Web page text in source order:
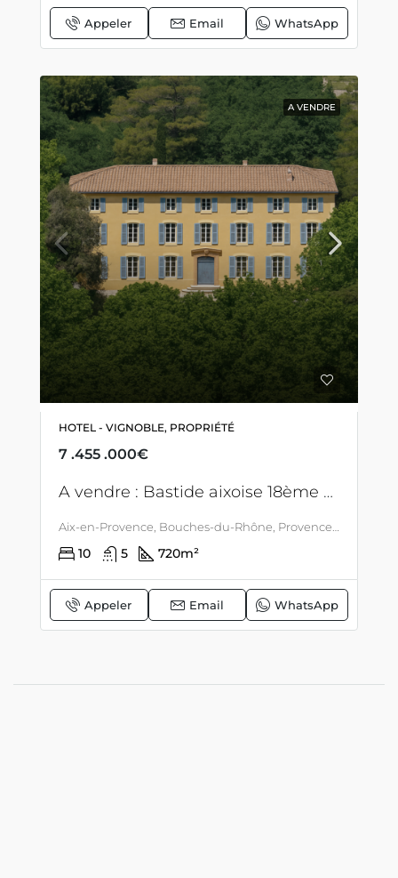
Appeler Email WhatsApp
A VENDRE
HOTEL - VIGNOBLE, PROPRIÉTÉ
7 .455 .000€
A vendre : Bastide aixoise 18ème – 710 M2 + dépendances – 5HA – 4,5 km Aix centre
Aix-en-Provence, Bouches-du-Rhône, Provence-Alpes-Côte d'Azur, France métropolitaine, France, Aix En Provence, PROVENCE
10 5 720m²
Appeler Email WhatsApp